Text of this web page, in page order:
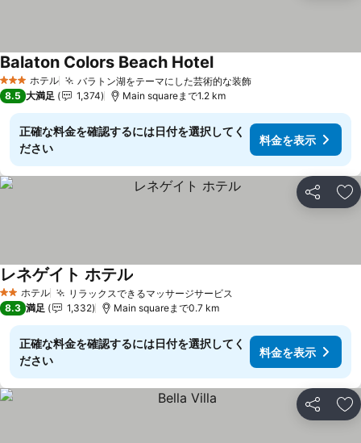
3 ホテルのランク
ホテル バラトン湖をテーマにした芸術的な装飾
Balaton Colors Beach Hotel
8.5 大満足 1,374 Main squareまで1.2 km
正確な料金を確認するには日付を選択してく
ださい
料金を表示
シェア お
2 ホテルのランク
ホテル リラックスできるマッサージサービス
レネゲイト ホテル
8.3 満足 1,332 Main squareまで0.7 km
正確な料金を確認するには日付を選択してく
ださい
料金を表示
シェア お